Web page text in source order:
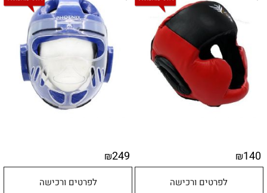
₪140
לפרטים ורכישה
₪249
לפרטים ורכישה